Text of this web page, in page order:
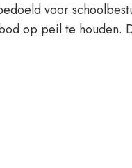
voor
op peil te houden.